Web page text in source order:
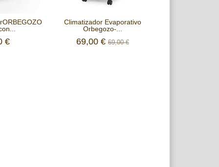
€
Climatizador Evaporativo
Orbegozo-...
69,00 € 69,00 €